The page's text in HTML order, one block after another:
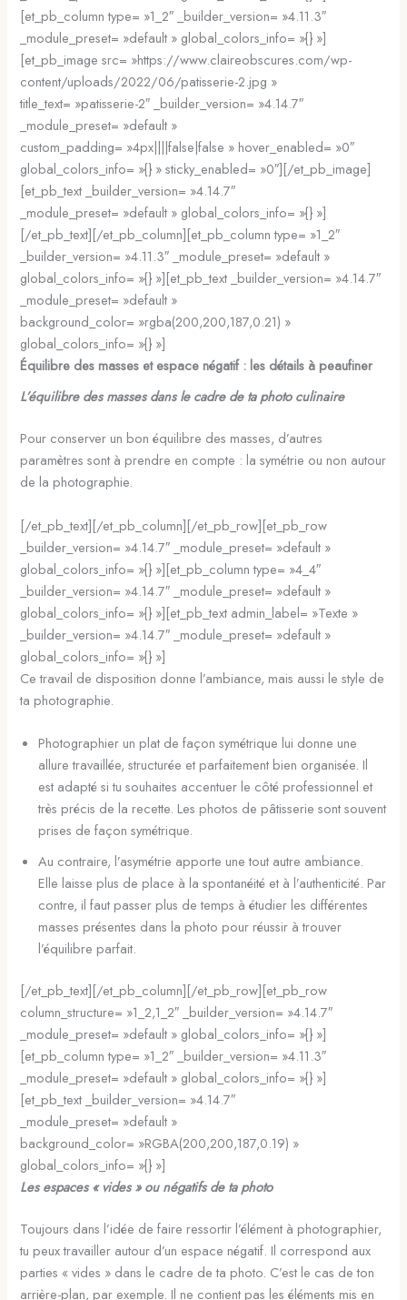
[et_pb_column type= »1_2″ _builder_version= »4.11.3″
_module_preset= »default » global_colors_info= »{} »]
[et_pb_image src= »https://www.claireobscures.com/wp-
content/uploads/2022/06/patisserie-2.jpg »
title_text= »patisserie-2″ _builder_version= »4.14.7″
_module_preset= »default »
custom_padding= »4px||||false|false » hover_enabled= »0″
global_colors_info= »{} » sticky_enabled= »0″][/et_pb_image]
[et_pb_text _builder_version= »4.14.7″
_module_preset= »default » global_colors_info= »{} »]
[/et_pb_text][/et_pb_column][et_pb_column type= »1_2″
_builder_version= »4.11.3″ _module_preset= »default »
global_colors_info= »{} »][et_pb_text _builder_version= »4.14.7″
_module_preset= »default »
background_color= »rgba(200,200,187,0.21) »
global_colors_info= »{} »]
Équilibre des masses et espace négatif : les détails à peaufiner
L’équilibre des masses dans le cadre de ta photo culinaire
Pour conserver un bon équilibre des masses, d’autres
paramètres sont à prendre en compte : la symétrie ou non autour
de la photographie.
[/et_pb_text][/et_pb_column][/et_pb_row][et_pb_row
_builder_version= »4.14.7″ _module_preset= »default »
global_colors_info= »{} »][et_pb_column type= »4_4″
_builder_version= »4.14.7″ _module_preset= »default »
global_colors_info= »{} »][et_pb_text admin_label= »Texte »
_builder_version= »4.14.7″ _module_preset= »default »
global_colors_info= »{} »]
Ce travail de disposition donne l’ambiance, mais aussi le style de
ta photographie.
Photographier un plat de façon symétrique lui donne une
allure travaillée, structurée et parfaitement bien organisée. Il
est adapté si tu souhaites accentuer le côté professionnel et
très précis de la recette. Les photos de pâtisserie sont souvent
prises de façon symétrique.
Au contraire, l’asymétrie apporte une tout autre ambiance.
Elle laisse plus de place à la spontanéité et à l’authenticité. Par
contre, il faut passer plus de temps à étudier les différentes
masses présentes dans la photo pour réussir à trouver
l’équilibre parfait.
[/et_pb_text][/et_pb_column][/et_pb_row][et_pb_row
column_structure= »1_2,1_2″ _builder_version= »4.14.7″
_module_preset= »default » global_colors_info= »{} »]
[et_pb_column type= »1_2″ _builder_version= »4.11.3″
_module_preset= »default » global_colors_info= »{} »]
[et_pb_text _builder_version= »4.14.7″
_module_preset= »default »
background_color= »RGBA(200,200,187,0.19) »
global_colors_info= »{} »]
Les espaces « vides » ou négatifs de ta photo
Toujours dans l’idée de faire ressortir l’élément à photographier,
tu peux travailler autour d’un espace négatif. Il correspond aux
parties « vides » dans le cadre de ta photo. C’est le cas de ton
arrière-plan, par exemple. Il ne contient pas les éléments mis en